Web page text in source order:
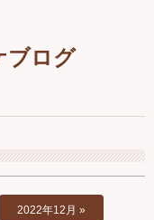
ブログ
2022年12月 »